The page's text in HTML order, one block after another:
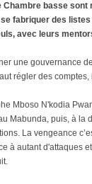
basse
fabriquer des
avec leurs
une gouvernance
régler des comptes,
Mboso N'kodia
Mabunda, puis, à la
La vengeance
à autant d'attaques